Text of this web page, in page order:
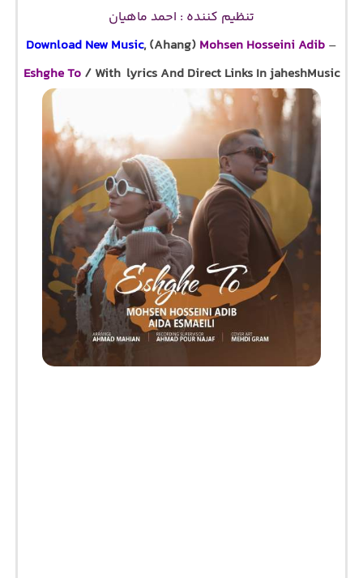
تنظیم کننده : احمد ماهیان
Download New Music, (Ahang) Mohsen Hosseini Adib –
Eshghe To / With lyrics And Direct Links In jaheshMusic